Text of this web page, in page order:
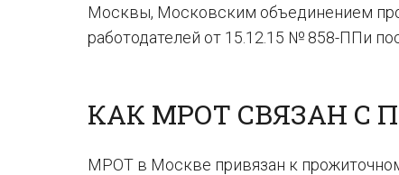
Москвы, Московским объединением
работодателей от 15.12.15 № 858-ППи
КАК МРОТ СВЯЗАН
МРОТ в Москве привязан к